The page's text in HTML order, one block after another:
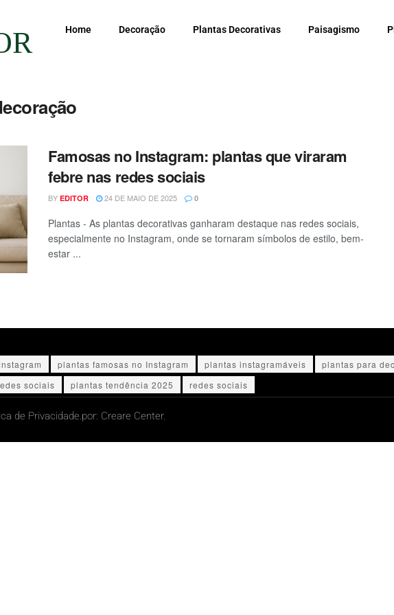
Home Decoração Plantas Decorativas Paisagismo
Famosas no Instagram: plantas que viraram
febre nas redes sociais
BY EDITOR 24 DE MAIO DE 2025 0
Plantas - As plantas decorativas ganharam destaque nas redes sociais,
especialmente no Instagram, onde se tornaram símbolos de estilo, bem-
estar ...
plantas famosas no Instagram plantas instagramáveis
plantas para
sociais
plantas tendência 2025 redes sociais
de Privacidade.por: Creare Center.